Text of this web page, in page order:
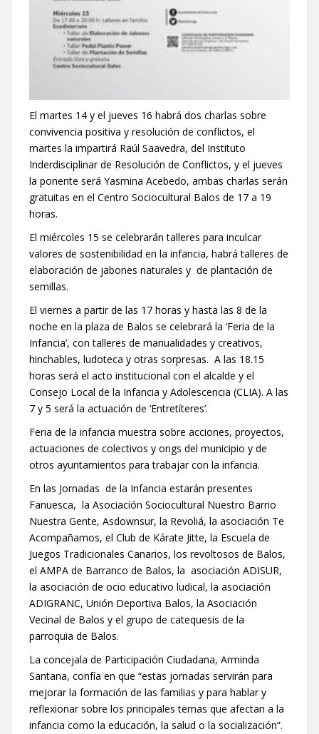
El martes 14 y el jueves 16 habrá dos charlas sobre
convivencia positiva y resolución de conflictos, el
martes la impartirá Raúl Saavedra, del Instituto
Inderdisciplinar de Resolución de Conflictos, y el jueves
la ponente será Yasmina Acebedo, ambas charlas serán
gratuitas en el Centro Sociocultural Balos de 17 a 19
horas.
El miércoles 15 se celebrarán talleres para inculcar
valores de sostenibilidad en la infancia, habrá talleres de
elaboración de jabones naturales y de plantación de
semillas.
El viernes a partir de las 17 horas y hasta las 8 de la
noche en la plaza de Balos se celebrará la ‘Feria de la
Infancia’, con talleres de manualidades y creativos,
hinchables, ludoteca y otras sorpresas. A las 18.15
horas será el acto institucional con el alcalde y el
Consejo Local de la Infancia y Adolescencia (CLIA). A las
7 y 5 será la actuación de ‘Entretíteres’.
Feria de la infancia muestra sobre acciones, proyectos,
actuaciones de colectivos y ongs del municipio y de
otros ayuntamientos para trabajar con la infancia.
En las Jornadas de la Infancia estarán presentes
Fanuesca, la Asociación Sociocultural Nuestro Barrio
Nuestra Gente, Asdownsur, la Revoliá, la asociación Te
Acompañamos, el Club de Kárate Jitte, la Escuela de
Juegos Tradicionales Canarios, los revoltosos de Balos,
el AMPA de Barranco de Balos, la asociación ADISUR,
la asociación de ocio educativo ludical, la asociación
ADIGRANC, Unión Deportiva Balos, la Asociación
Vecinal de Balos y el grupo de catequesis de la
parroquia de Balos.
La concejala de Participación Ciudadana, Arminda
Santana, confía en que “estas jornadas servirán para
mejorar la formación de las familias y para hablar y
reflexionar sobre los principales temas que afectan a la
infancia como la educación, la salud o la socialización”.